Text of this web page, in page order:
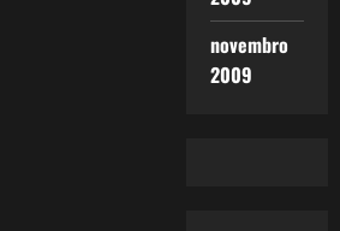
novembro
2009